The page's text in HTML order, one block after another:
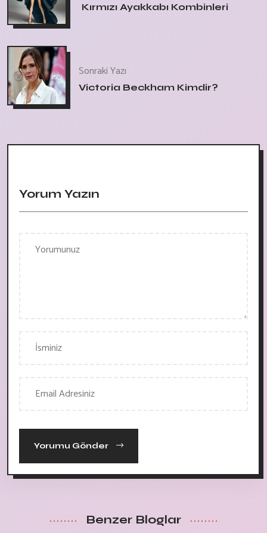
Kırmızı Ayakkabı Kombinleri
Sonraki Yazı
Victoria Beckham Kimdir?
Yorum Yazın
Yorumu Gönder
Benzer Bloglar